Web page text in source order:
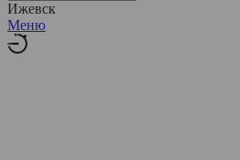
Ижевск
Меню